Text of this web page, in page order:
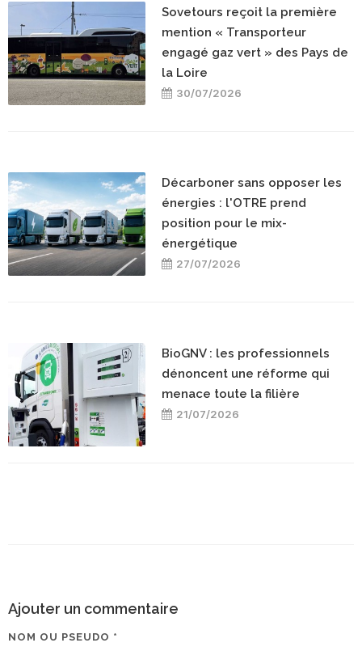
Sovetours reçoit la première
mention « Transporteur
engagé gaz vert » des Pays de
la Loire
30/07/2026
Décarboner sans opposer les
énergies : l'OTRE prend
position pour le mix-
énergétique
27/07/2026
BioGNV : les professionnels
dénoncent une réforme qui
menace toute la filière
21/07/2026
Ajouter un commentaire
NOM OU PSEUDO *